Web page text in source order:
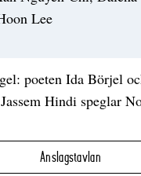
Lee
poeten Ida Börjel
Hindi speglar
Anslagstavlan